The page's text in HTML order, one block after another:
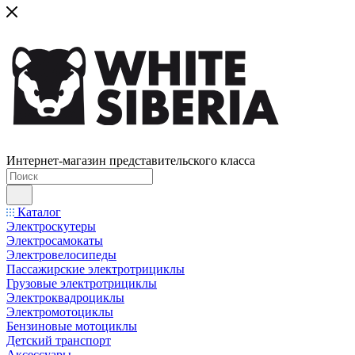
Интернет-магазин представительского класса
Каталог
Электроскутеры
Электросамокаты
Электровелосипеды
Пассажирские электротрициклы
Грузовые электротрициклы
Электроквадроциклы
Электромотоциклы
Бензиновые мотоциклы
Детский транспорт